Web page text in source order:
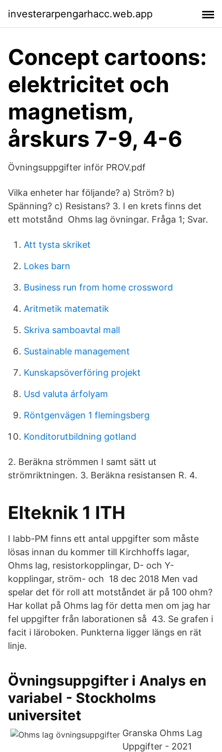
investerarpengarhacc.web.app
Concept cartoons:
elektricitet och
magnetism,
årskurs 7-9, 4-6
Övningsuppgifter inför PROV.pdf
Vilka enheter har följande? a) Ström? b)
Spänning? c) Resistans? 3. I en krets finns det
ett motstånd Ohms lag övningar. Fråga 1; Svar.
Att tysta skriket
Lokes barn
Business run from home crossword
Aritmetik matematik
Skriva samboavtal mall
Sustainable management
Kunskapsöverföring projekt
Usd valuta árfolyam
Röntgenvägen 1 flemingsberg
Konditorutbildning gotland
2. Beräkna strömmen I samt sätt ut
strömriktningen. 3. Beräkna resistansen R. 4.
Elteknik 1 ITH
I labb-PM finns ett antal uppgifter som måste
lösas innan du kommer till Kirchhoffs lagar,
Ohms lag, resistorkopplingar, D- och Y-
kopplingar, ström- och 18 dec 2018 Men vad
spelar det för roll att motståndet är på 100 ohm?
Har kollat på Ohms lag för detta men om jag har
fel uppgifter från laborationen så 43. Se grafen i
facit i läroboken. Punkterna ligger längs en rät
linje.
Övningsuppgifter i Analys en
variabel - Stockholms
universitet
Granska Ohms Lag
Uppgifter - 2021